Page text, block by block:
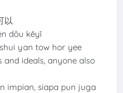
以
dōu kěyǐ
yan tow hor yee
ideals, anyone also
impian, siapa pun juga